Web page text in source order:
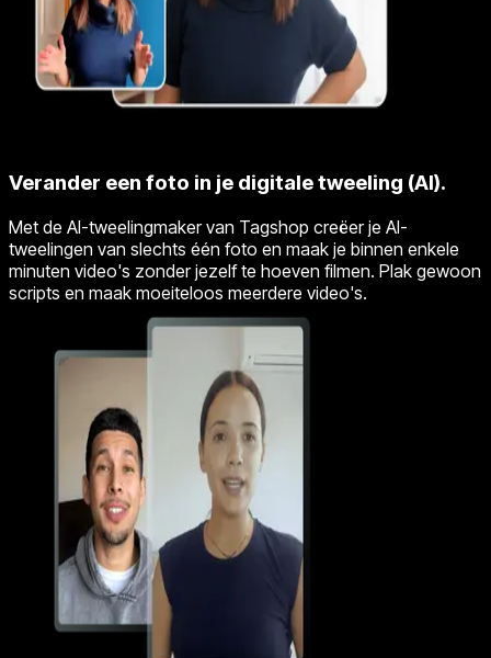
Verander een foto in je digitale tweeling (AI).
Met de AI-tweelingmaker van Tagshop creëer je AI-
tweelingen van slechts één foto en maak je binnen enkele
minuten video's zonder jezelf te hoeven filmen. Plak gewoon
scripts en maak moeiteloos meerdere video's.